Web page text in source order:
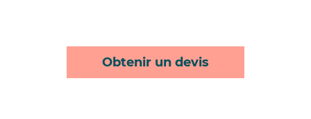
Obtenir un devis